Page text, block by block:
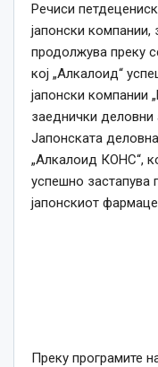
Речиси
јапонски компании,
продолжува преку
кој „Алкалоид“
јапонски компании
заеднички деловни
Јапонската
„Алкалоид КОНС“,
успешно застапува
јапонскиот
Преку програмите